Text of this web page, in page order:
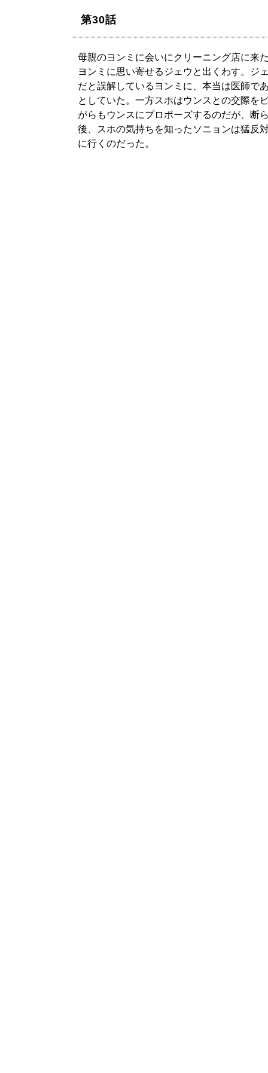
第30話
母親のヨンミに会いにクリーニング店に来
ヨンミに思い寄せるジェウと出くわす。ジ
だと誤解しているヨンミに、本当は医師で
としていた。一方スホはウンスとの交際を
がらもウンスにプロポーズするのだが、断
後、スホの気持ちを知ったソニョンは猛反
に行くのだった。